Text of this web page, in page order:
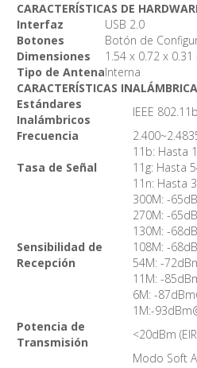
CARACTERÍSTICAS DE
Interfaz
USB 2.0
Botones
Botón de
Dimensiones
1.54 x 0.72 x
Tipo de AntenaInterna
CARACTERÍSTICAS
Estándares
Inalámbricos
IEEE
Frecuencia
Tasa de Señal
11b: Hasta
11g: Hasta
11n: Hasta
Sensibilidad de
Recepción
300M: -
270M: -
130M: -
108M: -
54M: -
11M: -
6M: -
1M:-
Potencia de
Transmisión
<20dBm
Modo Soft